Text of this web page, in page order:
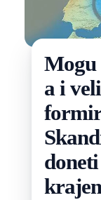
Mogu
a i